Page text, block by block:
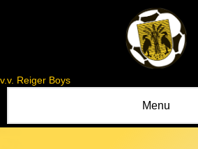
v.v. Reiger Boys
Menu